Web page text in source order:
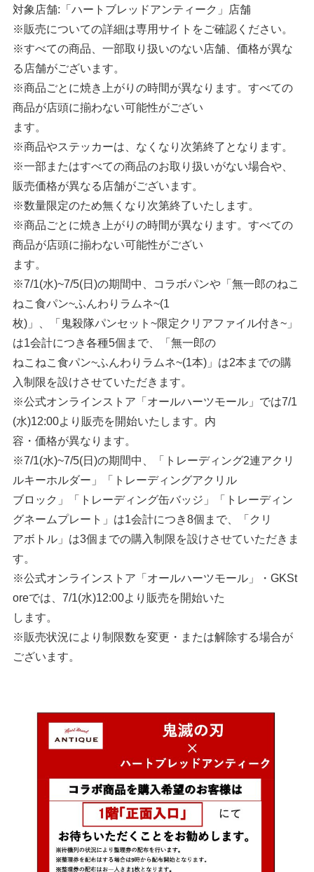
対象店舗:「ハートブレッドアンティーク」店舗
※販売についての詳細は専用サイトをご確認ください。
※すべての商品、一部取り扱いのない店舗、価格が異な
る店舗がございます。
※商品ごとに焼き上がりの時間が異なります。すべての
商品が店頭に揃わない可能性がござい
ます。
※商品やステッカーは、なくなり次第終了となります。
※一部またはすべての商品のお取り扱いがない場合や、
販売価格が異なる店舗がございます。
※数量限定のため無くなり次第終了いたします。
※商品ごとに焼き上がりの時間が異なります。すべての
商品が店頭に揃わない可能性がござい
ます。
※7/1(水)~7/5(日)の期間中、コラボパンや「無一郎のねこ
ねこ食パン~ふんわりラムネ~(1
枚)」、「鬼殺隊パンセット~限定クリアファイル付き~」
は1会計につき各種5個まで、「無一郎の
ねこねこ食パン~ふんわりラムネ~(1本)」は2本までの購
入制限を設けさせていただきます。
※公式オンラインストア「オールハーツモール」では7/1
(水)12:00より販売を開始いたします。内
容・価格が異なります。
※7/1(水)~7/5(日)の期間中、「トレーディング2連アクリ
ルキーホルダー」「トレーディングアクリル
ブロック」「トレーディング缶バッジ」「トレーディン
グネームプレート」は1会計につき8個まで、「クリ
アボトル」は3個までの購入制限を設けさせていただきま
す。
※公式オンラインストア「オールハーツモール」・GKSt
oreでは、7/1(水)12:00より販売を開始いた
します。
※販売状況により制限数を変更・または解除する場合が
ございます。